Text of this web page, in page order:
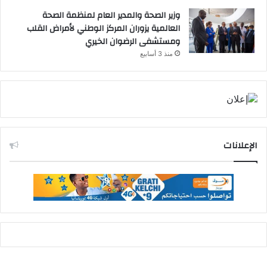
وزير الصحة والمدير العام لمنظمة الصحة
العالمية يزوران المركز الوطني لأمراض القلب
ومستشفى الرضوان الخيري
منذ 3 أسابيع
الإعلانات